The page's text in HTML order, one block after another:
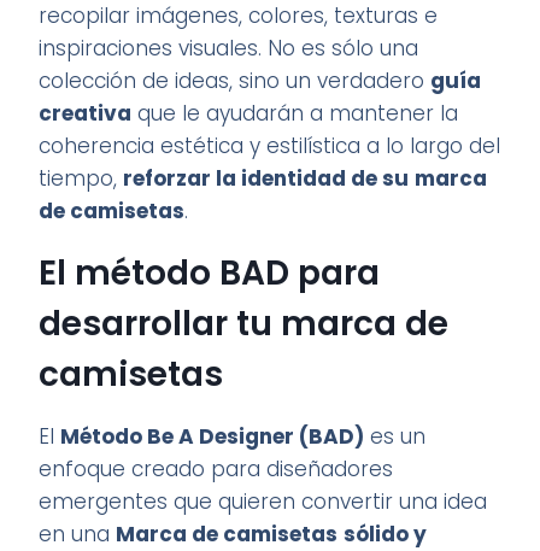
recopilar imágenes, colores, texturas e
inspiraciones visuales. No es sólo una
colección de ideas, sino un verdadero guía
creativa que le ayudarán a mantener la
coherencia estética y estilística a lo largo del
tiempo, reforzar la identidad de su marca
de camisetas.
El método BAD para
desarrollar tu marca de
camisetas
El Método Be A Designer (BAD) es un
enfoque creado para diseñadores
emergentes que quieren convertir una idea
en una Marca de camisetas sólido y